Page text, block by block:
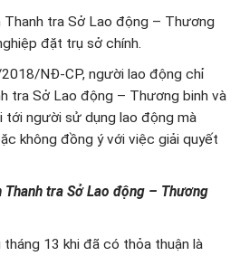
Thanh tra Sở Lao động – Thương
đặt trụ sở chính.
NĐ-CP, người lao động chỉ
tra Sở Lao động – Thương binh và
tới người sử dụng lao động mà
không đồng ý với việc giải quyết
Thanh tra Sở Lao động – Thương
13 khi đã có thỏa thuận là